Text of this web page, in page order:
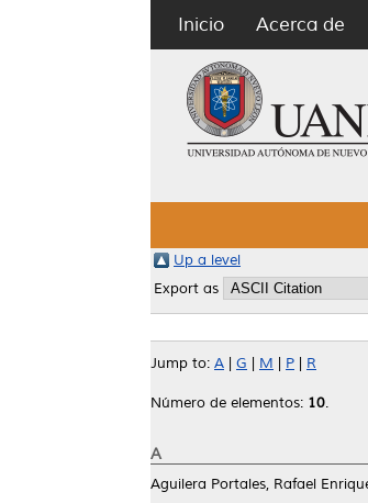
Inicio Acerca de
Up a level
Export as
Jump to: A G M P R
Número de elementos: 10.
A
Aguilera Portales, Rafael